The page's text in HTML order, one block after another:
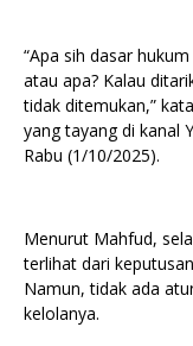
“Apa sih dasar
atau apa? Kalau
tidak ditemukan,”
yang tayang di kanal
Rabu (1/10/2025).
Menurut Mahfud,
terlihat dari
Namun, tidak ada
kelolanya.